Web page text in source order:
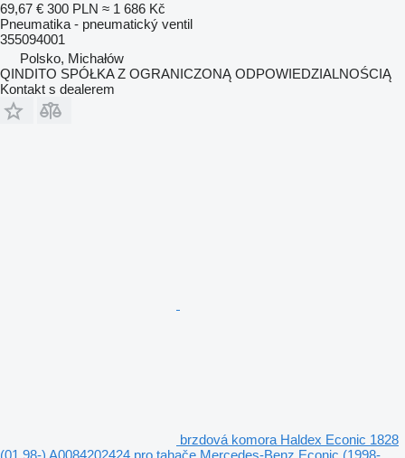
69,67 € 300 PLN ≈ 1 686 Kč
Pneumatika - pneumatický ventil
355094001
Polsko, Michałów
QINDITO SPÓŁKA Z OGRANICZONĄ ODPOWIEDZIALNOŚCIĄ
Kontakt s dealerem
brzdová komora Haldex Econic 1828
(01.98-) A0084202424 pro tahače Mercedes-Benz Econic (1998-